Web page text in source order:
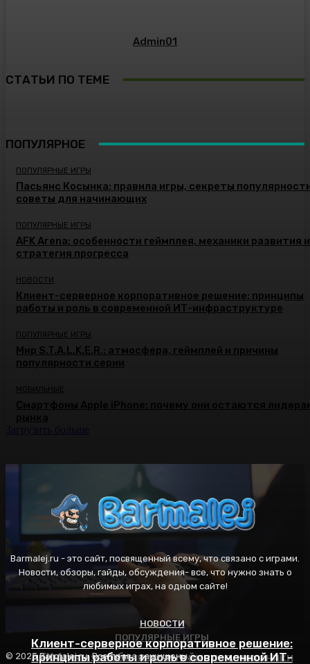
Admin01
СТАТЬИ ПО ТЕМЕ
ПОПУЛЯРНЫЕ ИГРЫ
Пасьянс Косынка: правила игры, секреты
ПОПУЛЯРНЫЕ ИГРЫ
AFK Arena: особенности геймплея, механики
НОВОСТИ
Клиент-серверное корпоративное решение:
принципы работы и роль в современной ИТ-
ПОПУЛЯРНОЕ
ПОПУЛЯРНЫЕ ИГРЫ
Пасьянс Косынка: правила игры, секреты
советы для начинающих
ПОПУЛЯРНЫЕ ИГРЫ
AFK Arena: особенности геймплея, механики развития и
стратегия прогресса
НОВОСТИ
Клиент-серверное корпоративное решение: принципы
работы и роль в современной ИТ-инфраструктуре
ПОПУЛЯРНЫЕ ИГРЫ
Мир S.T.A.L.K.E.R.: атмосфера, геймплей и причины
популярности серии
МОБИЛЬНЫЕ
Смартфоны Apple iPhone: почему они остаются
Barmalej.ru - это сайт, посвященный всему, что связано с играми.
Новости, обзоры, гайды, обсуждения- все, что нужно знать о
любимых играх, на одном сайте!
© 2025 Barmalej.ru. Все права защищены.